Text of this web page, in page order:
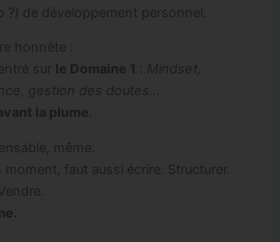
?) de développement personnel.
honnête :
sur le Domaine 1
Mindset,
gestion des doutes…
la plume
même.
moment, faut aussi écrire. Structurer.